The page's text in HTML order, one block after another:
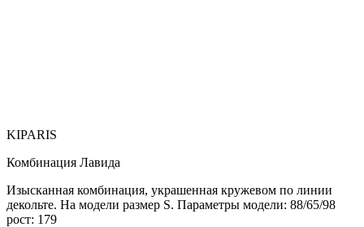
KIPARIS
Комбинация Лавида
Изысканная комбинация, украшенная кружевом по линии
декольте. На модели размер S. Параметры модели: 88/65/98
рост: 179